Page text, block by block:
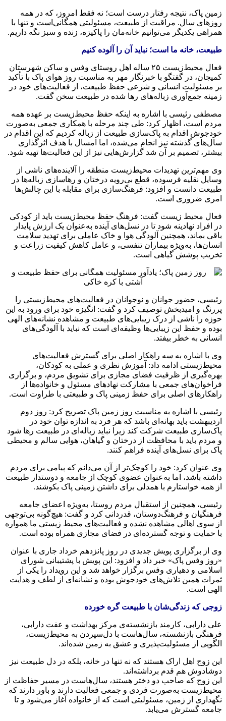
زمین پاک، نتیجه رفتار درست است؛ نه فقط امروز، که در همه
روزهای سال. مراقبت از طبیعت، مسئولیتی همگانی‌است و تنها با
همراهی یکدیگر می‌توانیم خانه‌مان را پاکیزه، زنده و سبز نگه داریم.
طبیعت، خانه ما است؛ نباید آن را آلوده کنیم
فعال محیط‌زیست ۲۵ ساله اهل روستای وفس و ساکن شهرستان
کمیجان، در گفتگو با خبرنگار مهر به مناسبت روز هوای پاک با تأکید
بر مسئولیت انسانی و شرعی حفظ طبیعت، از فعالیت‌های خود در
زمینه جمع‌آوری زباله‌های رها شده در طبیعت سخن گفت.
مصطفی رئیسی با اشاره به اینکه حفظ محیط‌زیست بر عهده همه
مردم است، اظهار کرد: طی چند مرحله با همکاری جمعی به‌صورت
خودجوش اقدام به پاک‌سازی طبیعت از زباله کردیم که این اقدام در
سال‌های گذشته نیز انجام می‌شده، اما امسال با هدف اثرگذاری
بیشتر، تصمیم بر آن شد گزارش‌هایی نیز از این فعالیت‌ها تهیه شود.
وی مهم‌ترین تهدیدات محیط‌زیست منطقه را آلاینده‌های ناشی از
وسایل نقلیه فرسوده، قطع بی‌رویه درختان و رهاسازی زباله‌ها در
طبیعت دانست و افزود: فرهنگ‌سازی برای مقابله با این چالش‌ها
امری ضروری است.
فعال محیط زیست گفت: فرهنگ حفظ محیط‌زیست باید از کودکی
در افراد نهادینه شود تا در نسل‌های آینده به‌عنوان یک ارزش پایدار
باقی بماند، همچنین آلودگی هوا و خاک عاملی برای تهدید سلامت
انسان‌ها، به‌ویژه بیماران تنفسی، و عامل کاهش کیفیت زراعت و
تخریب پوشش گیاهی است.
رئیسی، حضور جوانان و نوجوانان در فعالیت‌های محیط‌زیستی را
پررنگ و امیدبخش توصیف کرد و گفت: انگیزه خود برای ورود به این
حوزه را ناشی از درک زیبایی‌های طبیعت و مشاهده نشانه‌های الهی
بوده و حفظ این زیبایی‌ها وظیفه‌ای است که نباید با آلودگی‌های
انسانی به خطر بیفتد.
وی با اشاره به سه راهکار اصلی برای گسترش فعالیت‌های
محیط‌زیستی ادامه داد: آموزش نظری و عملی به کودکان،
بهره‌گیری از ظرفیت فضای مجازی برای تشویق مردم، و برگزاری
فراخوان‌های جمعی با مشارکت نهادهای مسئول و خانواده‌ها از
راهکارهای اصلی برای حفظ زمینی پاک و طبیعتی با طراوت است.
رئیسی با اشاره به مناسبت روز زمین پاک تصریح کرد: روز دوم
اردیبهشت باید بهانه‌ای باشد که هر فرد به اندازه توان خود در
پاک‌سازی طبیعت شرکت کند زیرا نباید زباله‌ای در طبیعت رها شود
و مردم باید با محافظت از درختان و گیاهان، هوایی سالم و محیطی
پاک برای نسل‌های آینده فراهم کنند.
وی عنوان کرد: خود را کوچک‌تر از آن می‌دانم که پیامی برای مردم
داشته باشد، اما به‌عنوان عضوی کوچک از جامعه و دوستدار طبیعت
از همه خواستارم با همدلی برای داشتن زمینی پاک بکوشند.
رئیسی، همچنین از استقبال مردم روستا، به‌ویژه اعضای جامعه
فرهنگیان و فرهنگ‌دوستان، قدردانی کرد و گفت: هیچ‌گونه بی‌توجهی
از سوی اهالی مشاهده نشده و فعالیت‌های محیط زیستی ما همواره
با حمایت و توجه گسترده‌ای در فضای مجازی همراه بوده است.
وی از برگزاری پویش جدیدی در روز پانزدهم خرداد جاری با عنوان
«روز وفس پاک» خبر داد و افزود: این پویش با پشتیبانی شورای
اسلامی و دهیاری وفس برگزار خواهد شد و این رویداد را یکی از
ثمرات همین تلاش‌های خودجوش بوده و نشانه‌ای از لطف و هدایت
الهی است.
زوجی که زندگی‌شان با طبیعت گره خورده
علی دارابی، کارمند بازنشسته‌ی مرکز بهداشت و عفت دارابی،
فرهنگی بازنشسته، سال‌هاست با دل‌سپردن به محیط‌زیست،
الگویی از مسئولیت‌پذیری و عشق به زمین شده‌اند.
این زوج اهل اراک هستند که نه تنها در خانه، بلکه در دل طبیعت نیز
دوشادوش هم قدم برداشته‌اند.
این زوج که صاحب دو دختر هستند، سال‌هاست در مسیر حفاظت از
محیط‌زیست به‌صورت فردی و جمعی فعالیت دارند و باور دارند که
نگهداری از زمین، مسئولیتی است که از خانواده آغاز می‌شود و تا
جامعه گسترش می‌یابد.